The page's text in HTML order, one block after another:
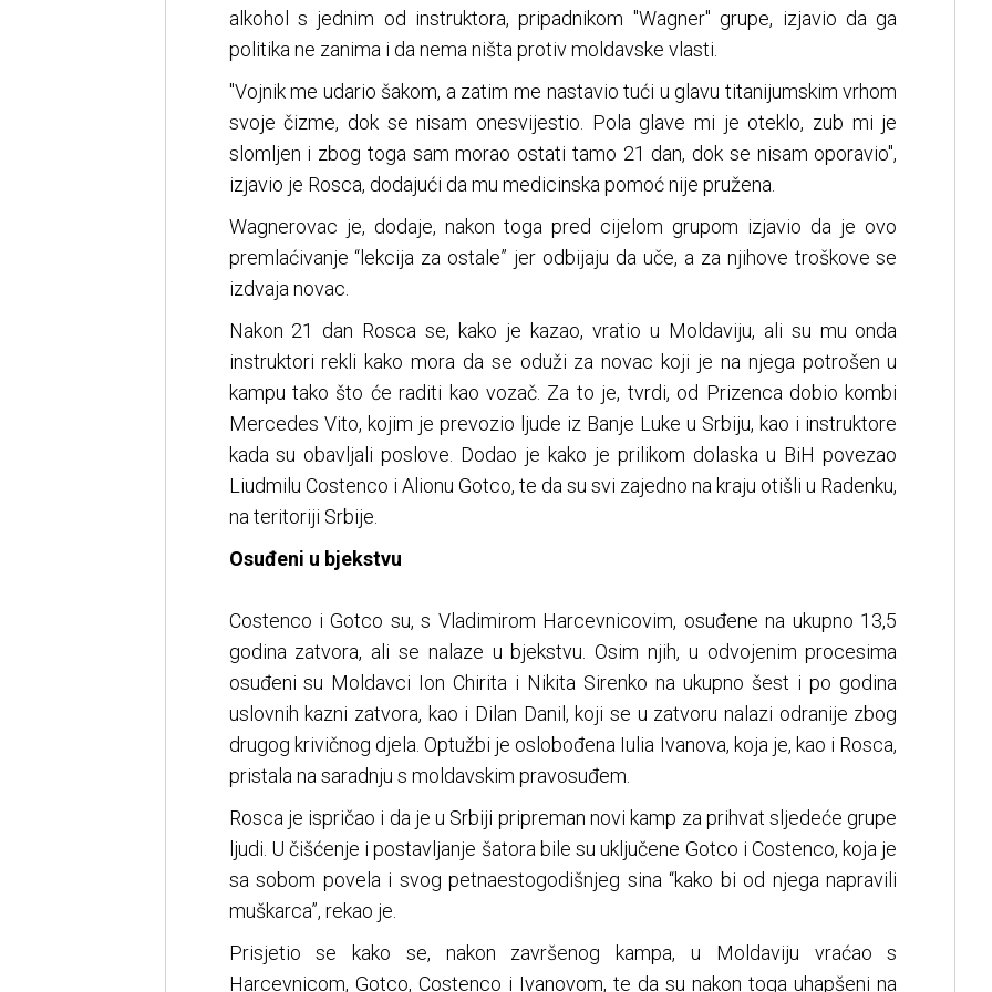
alkohol s jednim od instruktora, pripadnikom "Wagner" grupe, izjavio da ga
politika ne zanima i da nema ništa protiv moldavske vlasti.
"Vojnik me udario šakom, a zatim me nastavio tući u glavu titanijumskim vrhom
svoje čizme, dok se nisam onesvijestio. Pola glave mi je oteklo, zub mi je
slomljen i zbog toga sam morao ostati tamo 21 dan, dok se nisam oporavio",
izjavio je Rosca, dodajući da mu medicinska pomoć nije pružena.
Wagnerovac je, dodaje, nakon toga pred cijelom grupom izjavio da je ovo
premlaćivanje “lekcija za ostale” jer odbijaju da uče, a za njihove troškove se
izdvaja novac.
Nakon 21 dan Rosca se, kako je kazao, vratio u Moldaviju, ali su mu onda
instruktori rekli kako mora da se oduži za novac koji je na njega potrošen u
kampu tako što će raditi kao vozač. Za to je, tvrdi, od Prizenca dobio kombi
Mercedes Vito, kojim je prevozio ljude iz Banje Luke u Srbiju, kao i instruktore
kada su obavljali poslove. Dodao je kako je prilikom dolaska u BiH povezao
Liudmilu Costenco i Alionu Gotco, te da su svi zajedno na kraju otišli u Radenku,
na teritoriji Srbije.
Osuđeni u bjekstvu
Costenco i Gotco su, s Vladimirom Harcevnicovim, osuđene na ukupno 13,5
godina zatvora, ali se nalaze u bjekstvu. Osim njih, u odvojenim procesima
osuđeni su Moldavci Ion Chirita i Nikita Sirenko na ukupno šest i po godina
uslovnih kazni zatvora, kao i Dilan Danil, koji se u zatvoru nalazi odranije zbog
drugog krivičnog djela. Optužbi je oslobođena Iulia Ivanova, koja je, kao i Rosca,
pristala na saradnju s moldavskim pravosuđem.
Rosca je ispričao i da je u Srbiji pripreman novi kamp za prihvat sljedeće grupe
ljudi. U čišćenje i postavljanje šatora bile su uključene Gotco i Costenco, koja je
sa sobom povela i svog petnaestogodišnjeg sina “kako bi od njega napravili
muškarca”, rekao je.
Prisjetio se kako se, nakon završenog kampa, u Moldaviju vraćao s
Harcevnicom, Gotco, Costenco i Ivanovom, te da su nakon toga uhapšeni na